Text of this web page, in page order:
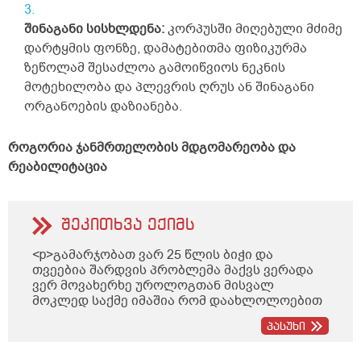
შინაგანი სისხლდენა:კორპუსში მიღებული მძიმე
დარტყმის ფონზე, დამატებითმა ფიზიკურმა
ზეწოლამ შესაძლოა გამოიწვიოს ნეკნის
მოტეხილობა და პლევრის ღრუს ან შინაგანი
ორგანოების დაზიანება.
როგორია ჯანმრთელობის მდგომარეობა და
რეაბილიტაცია
შეკითხვა ექიმს
<p>გამარჯობათ ვარ 25 წლის ბიჭი და
თვეებია შარდვის პრობლემა მაქვს ვერადა
ვერ მოვახერხე უროლოგთან მისვალ
მოკლედ საქმე იმაშია რომ დაახლოლოებით
5 წუთში ზოგჯერ მეტი ადრეც ისევ მინდება
შარდვა ხან ცოტა გადმოდის ხან ბერვიპასუხი